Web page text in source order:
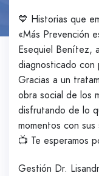
💙 Historias que
«Más Prevención
Esequiel Benítez,
diagnosticado con
Gracias a un
obra social de los
disfrutando de lo
momentos con
📺 Te esperamos
Gestión Dr.